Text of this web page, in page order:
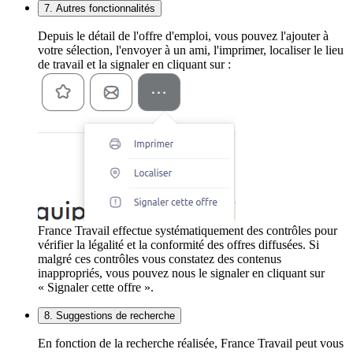
7. Autres fonctionnalités
Depuis le détail de l'offre d'emploi, vous pouvez l'ajouter à
votre sélection, l'envoyer à un ami, l'imprimer, localiser le lieu
de travail et la signaler en cliquant sur :
France Travail effectue systématiquement des contrôles pour
vérifier la légalité et la conformité des offres diffusées. Si
malgré ces contrôles vous constatez des contenus
inappropriés, vous pouvez nous le signaler en cliquant sur
« Signaler cette offre ».
8. Suggestions de recherche
En fonction de la recherche réalisée, France Travail peut vous